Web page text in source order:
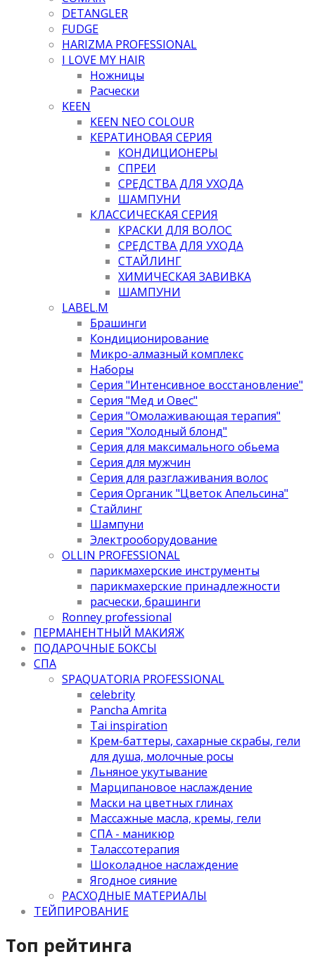
DETANGLER
FUDGE
HARIZMA PROFESSIONAL
I LOVE MY HAIR
Ножницы
Расчески
KEEN
KEEN NEO COLOUR
КЕРАТИНОВАЯ СЕРИЯ
КОНДИЦИОНЕРЫ
СПРЕИ
СРЕДСТВА ДЛЯ УХОДА
ШАМПУНИ
КЛАССИЧЕСКАЯ СЕРИЯ
КРАСКИ ДЛЯ ВОЛОС
СРЕДСТВА ДЛЯ УХОДА
СТАЙЛИНГ
ХИМИЧЕСКАЯ ЗАВИВКА
ШАМПУНИ
LABEL.M
Брашинги
Кондиционирование
Микро-алмазный комплекс
Наборы
Серия "Интенсивное восстановление"
Серия "Мед и Овес"
Серия "Омолаживающая терапия"
Серия "Холодный блонд"
Серия для максимального обьема
Серия для мужчин
Серия для разглаживания волос
Серия Органик "Цветок Апельсина"
Стайлинг
Шампуни
Электрооборудование
OLLIN PROFESSIONAL
парикмахерские инструменты
парикмахерские принадлежности
расчески, брашинги
Ronney professional
ПЕРМАНЕНТНЫЙ МАКИЯЖ
ПОДАРОЧНЫЕ БОКСЫ
СПА
SPAQUATORIA PROFESSIONAL
celebrity
Pancha Amrita
Tai inspiration
Крем-баттеры, сахарные скрабы, гели
для душа, молочные росы
Льняное укутывание
Марципановое наслаждение
Маски на цветных глинах
Массажные масла, кремы, гели
СПА - маникюр
Талассотерапия
Шоколадное наслаждение
Ягодное сияние
РАСХОДНЫЕ МАТЕРИАЛЫ
ТЕЙПИРОВАНИЕ
Топ рейтинга